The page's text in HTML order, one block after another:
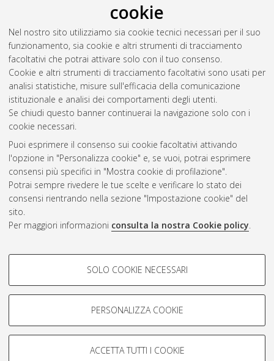
cookie
Nel nostro sito utilizziamo sia cookie tecnici necessari per il suo
funzionamento, sia cookie e altri strumenti di tracciamento
facoltativi che potrai attivare solo con il tuo consenso.
Cookie e altri strumenti di tracciamento facoltativi sono usati per
analisi statistiche, misure sull'efficacia della comunicazione
istituzionale e analisi dei comportamenti degli utenti.
Se chiudi questo banner continuerai la navigazione solo con i
cookie necessari.
Puoi esprimere il consenso sui cookie facoltativi attivando
l'opzione in "Personalizza cookie" e, se vuoi, potrai esprimere
consensi più specifici in "Mostra cookie di profilazione".
Potrai sempre rivedere le tue scelte e verificare lo stato dei
consensi rientrando nella sezione "Impostazione cookie" del
sito.
Per maggiori informazioni consulta la nostra Cookie policy.
COOKIE DI PROFILAZIONE -
Si tratta di cookie utilizzati per analizzare le caratteristiche della
navigazione degli utenti, creare profili in base al loro comportamento
Mostra cookie di profilazione
SOLO COOKIE NECESSARI
PERSONALIZZA COOKIE
ACCETTA TUTTI I COOKIE
Vedi altre statistiche
Gestione del documento:
Atom
Rss
2.0
AMS Acta
ISSN: 2038-7954
re3data.org -
doi.org/10.17616/R3P19R
Servizio implementato e
Impostazioni Cookie
repository